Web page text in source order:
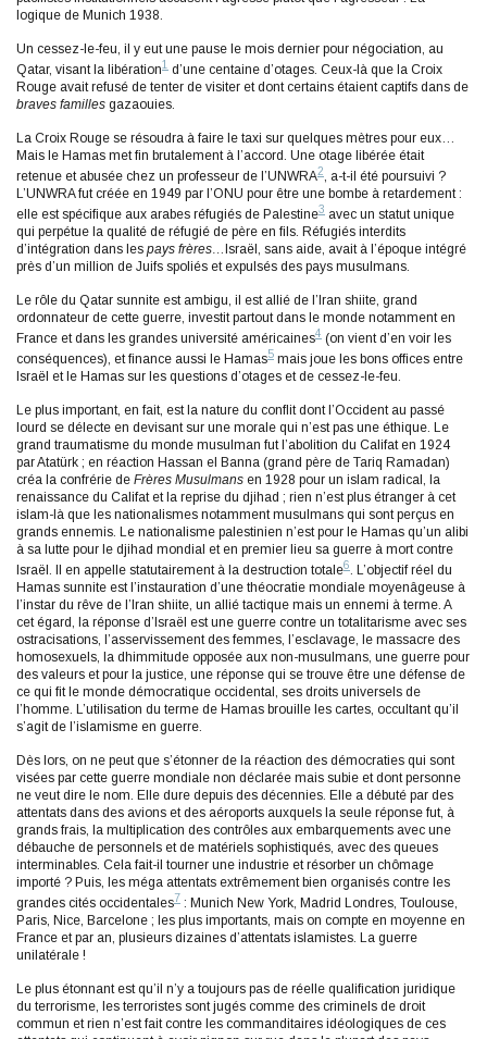
logique de Munich 1938.
Un cessez-le-feu, il y eut une pause le mois dernier pour négociation, au
Qatar, visant la libération1 d’une centaine d’otages. Ceux-là que la Croix
Rouge avait refusé de tenter de visiter et dont certains étaient captifs dans de
braves familles gazaouies.
La Croix Rouge se résoudra à faire le taxi sur quelques mètres pour eux…
Mais le Hamas met fin brutalement à l’accord. Une otage libérée était
retenue et abusée chez un professeur de l’UNWRA2, a-t-il été poursuivi ?
L’UNWRA fut créée en 1949 par l’ONU pour être une bombe à retardement :
elle est spécifique aux arabes réfugiés de Palestine3 avec un statut unique
qui perpétue la qualité de réfugié de père en fils. Réfugiés interdits
d’intégration dans les pays frères… Israël, sans aide, avait à l’époque intégré
près d’un million de Juifs spoliés et expulsés des pays musulmans.
Le rôle du Qatar sunnite est ambigu, il est allié de l’Iran shiite, grand
ordonnateur de cette guerre, investit partout dans le monde notamment en
France et dans les grandes université américaines4 (on vient d’en voir les
conséquences), et finance aussi le Hamas5 mais joue les bons offices entre
Israël et le Hamas sur les questions d’otages et de cessez-le-feu.
Le plus important, en fait, est la nature du conflit dont l’Occident au passé
lourd se délecte en devisant sur une morale qui n’est pas une éthique. Le
grand traumatisme du monde musulman fut l’abolition du Califat en 1924
par Atatürk ; en réaction Hassan el Banna (grand père de Tariq Ramadan)
créa la confrérie de Frères Musulmans en 1928 pour un islam radical, la
renaissance du Califat et la reprise du djihad ; rien n’est plus étranger à cet
islam-là que les nationalismes notamment musulmans qui sont perçus en
grands ennemis. Le nationalisme palestinien n’est pour le Hamas qu’un alibi
à sa lutte pour le djihad mondial et en premier lieu sa guerre à mort contre
Israël. Il en appelle statutairement à la destruction totale6. L’objectif réel du
Hamas sunnite est l’instauration d’une théocratie mondiale moyenâgeuse à
l’instar du rêve de l’Iran shiite, un allié tactique mais un ennemi à terme. A
cet égard, la réponse d’Israël est une guerre contre un totalitarisme avec ses
ostracisations, l’asservissement des femmes, l’esclavage, le massacre des
homosexuels, la dhimmitude opposée aux non-musulmans, une guerre pour
des valeurs et pour la justice, une réponse qui se trouve être une défense de
ce qui fit le monde démocratique occidental, ses droits universels de
l’homme. L’utilisation du terme de Hamas brouille les cartes, occultant qu’il
s’agit de l’islamisme en guerre.
Dès lors, on ne peut que s’étonner de la réaction des démocraties qui sont
visées par cette guerre mondiale non déclarée mais subie et dont personne
ne veut dire le nom. Elle dure depuis des décennies. Elle a débuté par des
attentats dans des avions et des aéroports auxquels la seule réponse fut, à
grands frais, la multiplication des contrôles aux embarquements avec une
débauche de personnels et de matériels sophistiqués, avec des queues
interminables. Cela fait-il tourner une industrie et résorber un chômage
importé ? Puis, les méga attentats extrêmement bien organisés contre les
grandes cités occidentales7 : Munich New York, Madrid Londres, Toulouse,
Paris, Nice, Barcelone ; les plus importants, mais on compte en moyenne en
France et par an, plusieurs dizaines d’attentats islamistes. La guerre
unilatérale !
Le plus étonnant est qu’il n’y a toujours pas de réelle qualification juridique
du terrorisme, les terroristes sont jugés comme des criminels de droit
commun et rien n’est fait contre les commanditaires idéologiques de ces